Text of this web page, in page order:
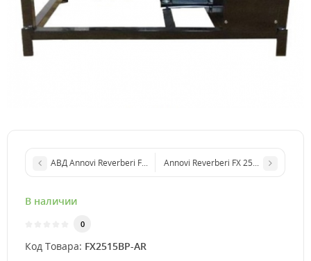
АВД Annovi Reverberi FX2515TST AR TotalStopAnnovi Reverberi FX 2515 Total Stop
В наличии
0
Код Товара: FX2515BP-AR